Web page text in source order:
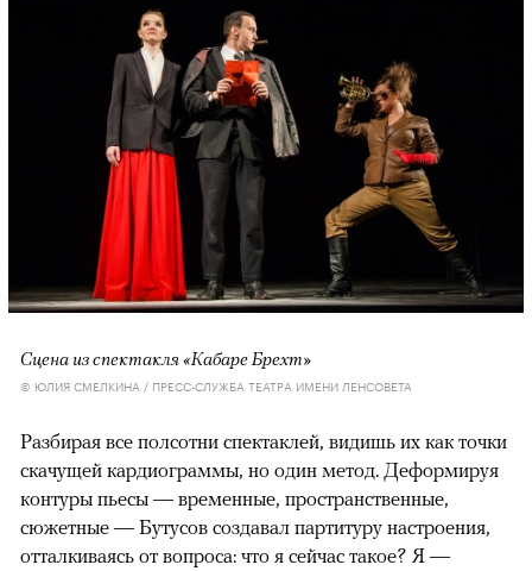
Сцена из спектакля «Кабаре Брехт»
© ЮЛИЯ СМЕЛКИНА / ПРЕСС-СЛУЖБА ТЕАТРА ИМЕНИ ЛЕНСОВЕТА
Разбирая все полсотни спектаклей, видишь их как точки
скачущей кардиограммы, но один метод. Деформируя
контуры пьесы — временные, пространственные,
сюжетные — Бутусов создавал партитуру настроения,
отталкиваясь от вопроса: что я сейчас такое? Я —